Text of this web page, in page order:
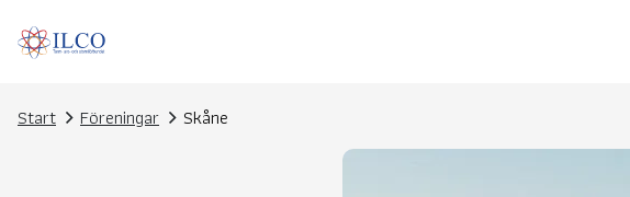
Start Föreningar Skåne